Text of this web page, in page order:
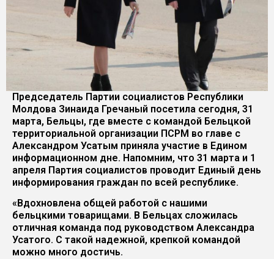
Председатель Партии социалистов Республики
Молдова Зинаида Гречаный посетила сегодня, 31
марта, Бельцы, где вместе с командой Бельцкой
территориальной организации ПСРМ во главе с
Александром Усатым приняла участие в Едином
информационном дне. Напомним, что 31 марта и 1
апреля Партия социалистов проводит Единый день
информирования граждан по всей республике.
«Вдохновлена общей работой с нашими
бельцкими товарищами. В Бельцах сложилась
отличная команда под руководством Александра
Усатого. С такой надежной, крепкой командой
можно много достичь.